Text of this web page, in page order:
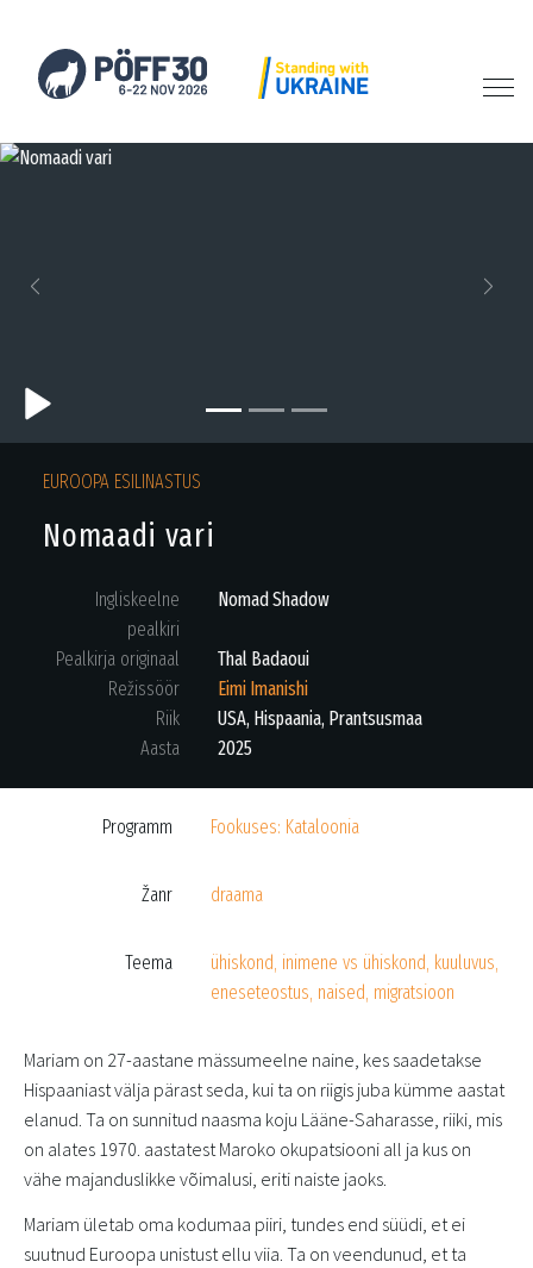
EUROOPA ESILINASTUS
Nomaadi vari
Ingliskeelne
pealkiri
Nomad Shadow
Pealkirja originaal
Thal Badaoui
Režissöör
Eimi Imanishi
Riik
USA, Hispaania, Prantsusmaa
Aasta
2025
Programm Fookuses: Kataloonia
Žanr draama
Teema
ühiskond, inimene vs ühiskond, kuuluvus,
eneseteostus, naised, migratsioon
Mariam on 27-aastane mässumeelne naine, kes saadetakse
Hispaaniast välja pärast seda, kui ta on riigis juba kümme aastat
elanud. Ta on sunnitud naasma koju Lääne-Saharasse, riiki, mis
on alates 1970. aastatest Maroko okupatsiooni all ja kus on
vähe majanduslikke võimalusi, eriti naiste jaoks.
Mariam ületab oma kodumaa piiri, tundes end süüdi, et ei
suutnud Euroopa unistust ellu viia. Ta on veendunud, et ta